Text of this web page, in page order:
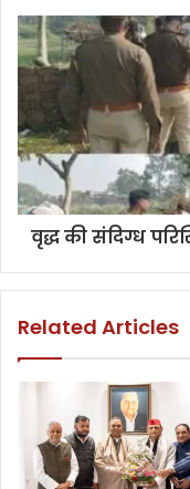
वृद्ध की संदिग्ध
Related Articles